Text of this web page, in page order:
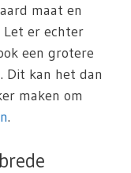
maat en
Let er echter
een grotere
Dit kan het dan
maken om
.